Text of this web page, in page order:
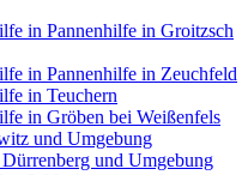
in Pannenhilfe in Groitzsch
in Pannenhilfe in Zeuchfeld
in Teuchern
in Gröben bei Weißenfels
und Umgebung
und Umgebung